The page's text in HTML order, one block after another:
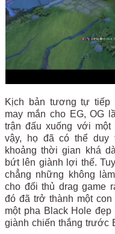
Kịch bản tương tự tiếp
may mắn cho EG, OG
trận đấu xuống với một
vậy, họ đã có thể duy
khoảng thời gian khá
bứt lên giành lợi thế.
chẳng những không
cho đối thủ drag game
đó đã trở thành một
một pha Black Hole
giành chiến thắng trước